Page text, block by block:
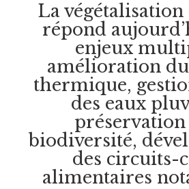
La végétalisation
répond
enjeux
amélioration
thermique,
des eaux
préservation
biodiversité,
des circuits-
alimentaires